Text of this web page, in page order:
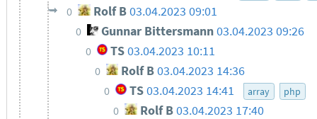
0 Rolf B03.04.2023 09:01
0 Gunnar Bittersmann03.04.2023 09:26
0 TS03.04.2023 10:11
0 Rolf B03.04.2023 14:36
0 TS03.04.2023 14:41 array php
0 Rolf B03.04.2023 17:40